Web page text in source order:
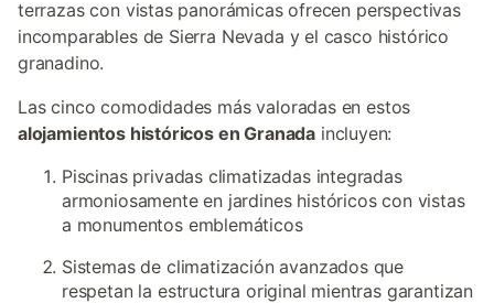
terrazas con vistas panorámicas ofrecen perspectivas
incomparables de Sierra Nevada y el casco histórico
granadino.
Las cinco comodidades más valoradas en estos
alojamientos históricos en Granada incluyen:
Piscinas privadas climatizadas integradas
armoniosamente en jardines históricos con vistas
a monumentos emblemáticos
Sistemas de climatización avanzados que
respetan la estructura original mientras garantizan